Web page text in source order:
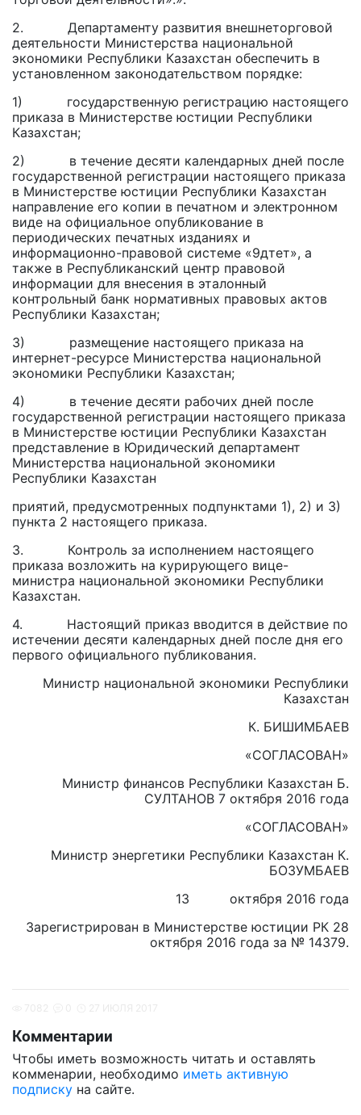
2. Департаменту развития внешнеторговой
деятельности Министерства национальной
экономики Республики Казахстан обеспечить в
установленном законодательством порядке:
1) государственную регистрацию настоящего
приказа в Министерстве юстиции Республики
Казахстан;
2) в течение десяти календарных дней после
государственной регистрации настоящего приказа
в Министерстве юстиции Республики Казахстан
направление его копии в печатном и электронном
виде на официальное опубликование в
периодических печатных изданиях и
информационно-правовой системе «9дтет», а
также в Республиканский центр правовой
информации для внесения в эталонный
контрольный банк нормативных правовых актов
Республики Казахстан;
3) размещение настоящего приказа на
интернет-ресурсе Министерства национальной
экономики Республики Казахстан;
4) в течение десяти рабочих дней после
государственной регистрации настоящего приказа
в Министерстве юстиции Республики Казахстан
представление в Юридический департамент
Министерства национальной экономики
Республики Казахстан
приятий, предусмотренных подпунктами 1), 2) и 3)
пункта 2 настоящего приказа.
3. Контроль за исполнением настоящего
приказа возложить на курирующего вице-
министра национальной экономики Республики
Казахстан.
4. Настоящий приказ вводится в действие по
истечении десяти календарных дней после дня его
первого официального публикования.
Министр национальной экономики Республики
Казахстан
К. БИШИМБАЕВ
«СОГЛАСОВАН»
Министр финансов Республики Казахстан Б.
СУЛТАНОВ 7 октября 2016 года
«СОГЛАСОВАН»
Министр энергетики Республики Казахстан К.
БОЗУМБАЕВ
13 октября 2016 года
Зарегистрирован в Министерстве юстиции РК 28
октября 2016 года за № 14379.
Комментарии
Чтобы иметь возможность читать и оставлять
комменарии, необходимо иметь активную
подписку на сайте.